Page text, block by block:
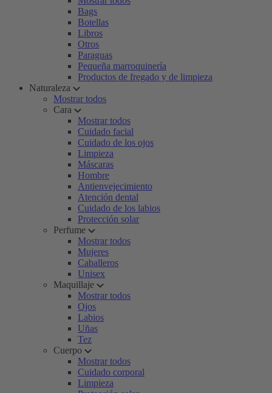
Bags
Botellas
Libros
Otros
Paraguas
Pequeña marroquinería
Productos de fregado y de limpieza
Naturaleza
Mostrar todos
Cara
Mostrar todos
Cuidado facial
Cuidado de los ojos
Limpieza
Máscaras
Hombre
Antienvejecimiento
Atención dental
Cuidado de los labios
Protección solar
Perfume
Mostrar todos
Mujeres
Caballeros
Unisex
Maquillaje
Mostrar todos
Ojos
Labios
Uñas
Tez
Cuerpo
Mostrar todos
Cuidado corporal
Limpieza